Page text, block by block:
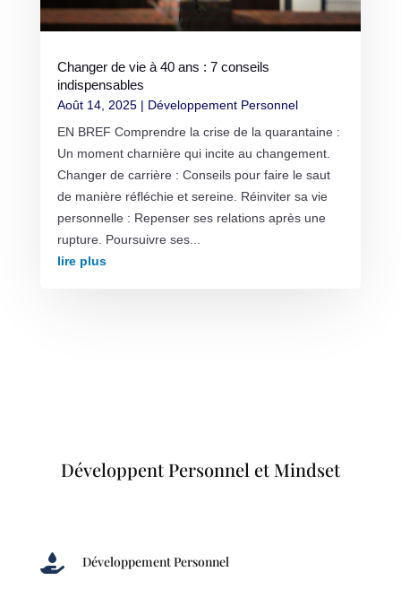
Changer de vie à 40 ans : 7 conseils
indispensables
Août 14, 2025| Développement Personnel
EN BREF Comprendre la crise de la quarantaine :
Un moment charnière qui incite au changement.
Changer de carrière : Conseils pour faire le saut
de manière réfléchie et sereine. Réinviter sa vie
personnelle : Repenser ses relations après une
rupture. Poursuivre ses...
lire plus
Développent Personnel et Mindset
 Développement Personnel